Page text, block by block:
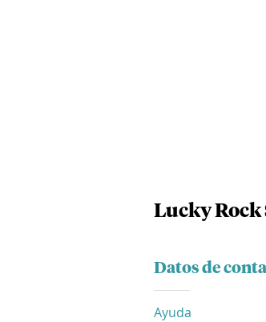
Lucky Rock
Datos de
Ayuda